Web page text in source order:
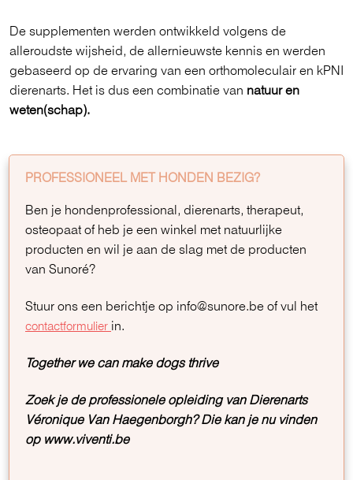
De supplementen werden ontwikkeld volgens de
alleroudste wijsheid, de allernieuwste kennis en werden
gebaseerd op de ervaring van een orthomoleculair en kPNI
dierenarts. Het is dus een combinatie van natuur en
weten(schap).
PROFESSIONEEL MET HONDEN BEZIG?
Ben je hondenprofessional, dierenarts, therapeut,
osteopaat of heb je een winkel met natuurlijke
producten en wil je aan de slag met de producten
van Sunoré?
Stuur ons een berichtje op info@sunore.be of vul het
contactformulier in.
Together we can make dogs thrive
Zoek je de professionele opleiding van Dierenarts
Véronique Van Haegenborgh? Die kan je nu vinden
op www.viventi.be